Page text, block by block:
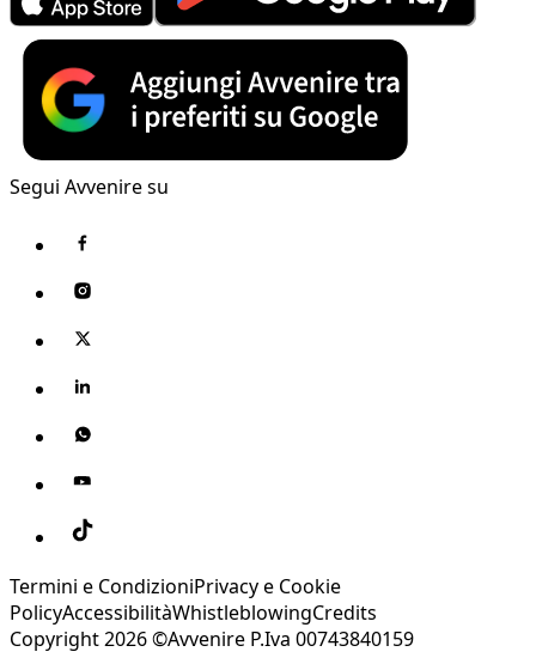
Segui Avvenire su
Termini e CondizioniPrivacy e Cookie
PolicyAccessibilitàWhistleblowingCredits
Copyright 2026 ©Avvenire P.Iva 00743840159